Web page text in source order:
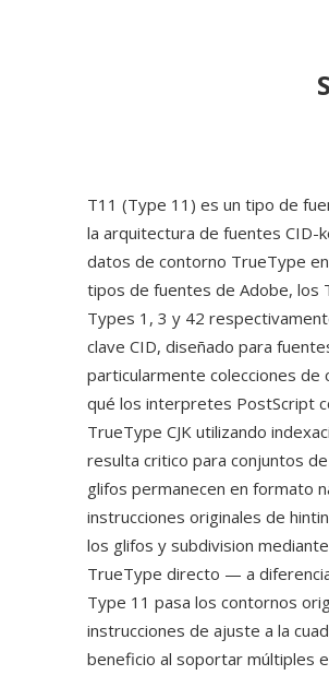
T11 (Type 11) es un tipo de
la arquitectura de fuentes CID-
datos de contorno TrueType
tipos de fuentes de Adobe, los
Types 1, 3 y 42
clave CID, diseñado para
particularmente colecciones de
qué los interpretes PostScript
TrueType CJK utilizando
resulta critico para conjuntos
glifos permanecen en formato
instrucciones originales de
los glifos y subdivision
TrueType directo — a
Type 11 pasa los contornos
instrucciones de ajuste a la
beneficio al soportar múltiples